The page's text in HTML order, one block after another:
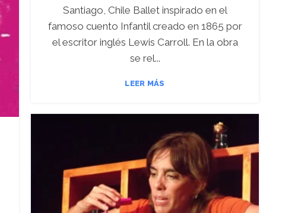
Santiago, Chile Ballet inspirado en el
famoso cuento Infantil creado en 1865 por
el escritor inglés Lewis Carroll. En la obra
se rel...
LEER MÁS